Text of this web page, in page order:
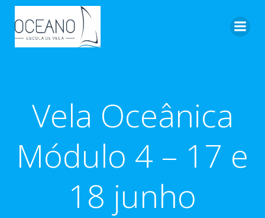
Vela Oceânica
Módulo 4 – 17 e
18 junho